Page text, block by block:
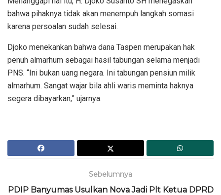
bahwa pihaknya tidak akan menempuh langkah somasi
karena persoalan sudah selesai.
Djoko menekankan bahwa dana Taspen merupakan hak
penuh almarhum sebagai hasil tabungan selama menjadi
PNS. “Ini bukan uang negara. Ini tabungan pensiun milik
almarhum. Sangat wajar bila ahli waris meminta haknya
segera dibayarkan,” ujarnya.
Sebelumnya
PDIP Banyumas Usulkan Nova Jadi Plt Ketua DPRD